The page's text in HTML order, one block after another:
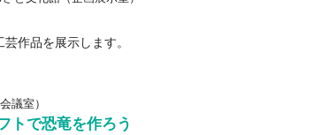
作品を展示します。
議室）
トで恐竜を作ろう